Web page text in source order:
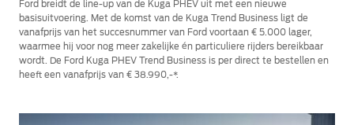
Ford breidt de line-up van de Kuga PHEV uit met een nieuwe
basisuitvoering. Met de komst van de Kuga Trend Business ligt de
vanafprijs van het succesnummer van Ford voortaan € 5.000 lager,
waarmee hij voor nog meer zakelijke én particuliere rijders bereikbaar
wordt. De Ford Kuga PHEV Trend Business is per direct te bestellen en
heeft een vanafprijs van € 38.990,-*.